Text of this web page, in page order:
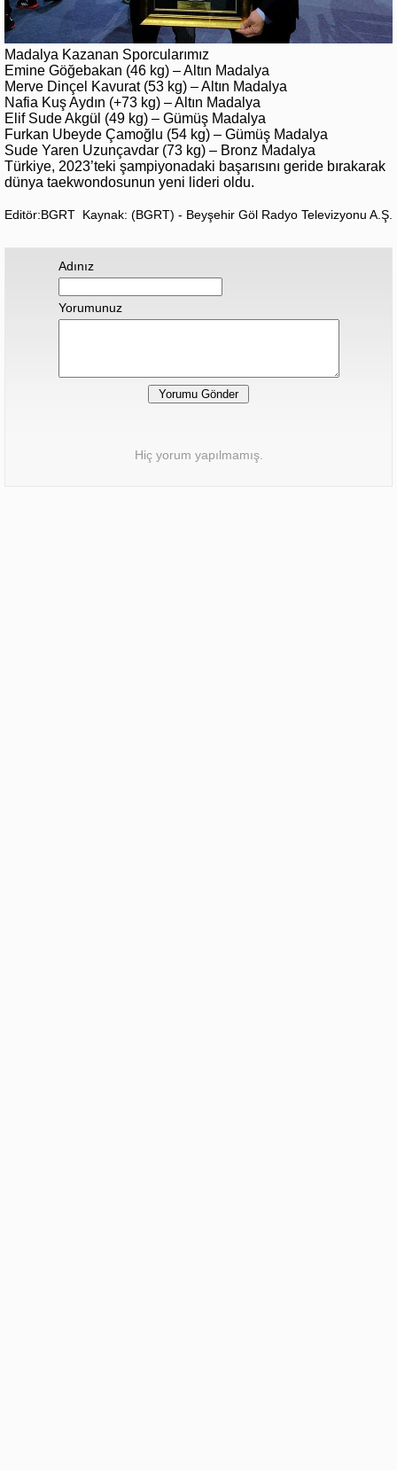
Madalya Kazanan Sporcularımız
Emine Göğebakan (46 kg) – Altın Madalya
Merve Dinçel Kavurat (53 kg) – Altın Madalya
Nafia Kuş Aydın (+73 kg) – Altın Madalya
Elif Sude Akgül (49 kg) – Gümüş Madalya
Furkan Ubeyde Çamoğlu (54 kg) – Gümüş Madalya
Sude Yaren Uzunçavdar (73 kg) – Bronz Madalya
Türkiye, 2023’teki şampiyonadaki başarısını geride bırakarak
dünya taekwondosunun yeni lideri oldu.
Editör:BGRT Kaynak: (BGRT) - Beyşehir Göl Radyo Televizyonu A.Ş.
Adınız
Yorumunuz
Hiç yorum yapılmamış.